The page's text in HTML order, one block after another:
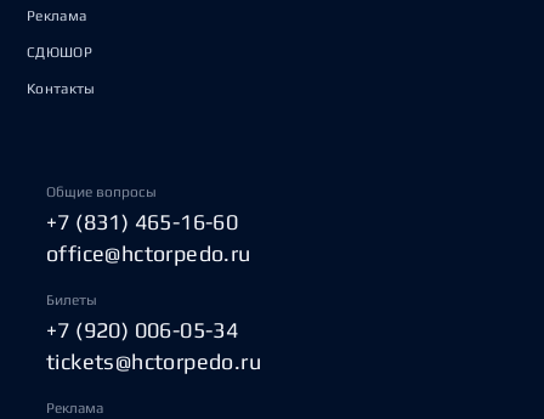
Реклама
СДЮШОР
Контакты
Общие вопросы
+7 (831) 465-16-60
office@hctorpedo.ru
Билеты
+7 (920) 006-05-34
tickets@hctorpedo.ru
Реклама